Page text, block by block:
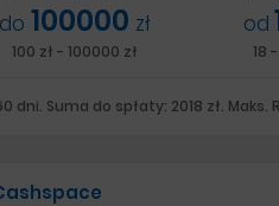
do 100000 zł
100 zł - 100000 zł
od
18
dni. Suma do spłaty: 2018 zł. Maks.